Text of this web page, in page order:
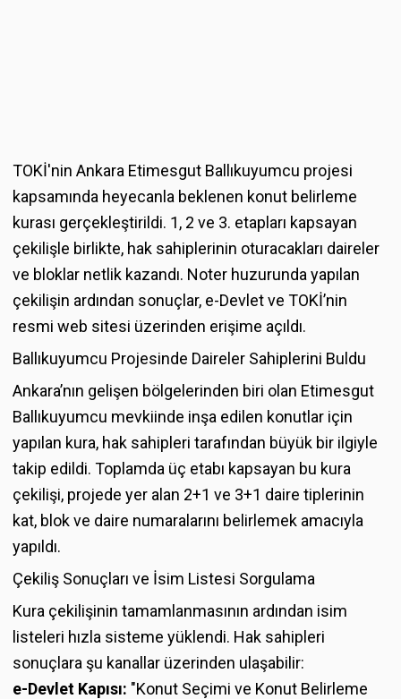
TOKİ'nin Ankara Etimesgut Ballıkuyumcu projesi
kapsamında heyecanla beklenen konut belirleme
kurası gerçekleştirildi. 1, 2 ve 3. etapları kapsayan
çekilişle birlikte, hak sahiplerinin oturacakları daireler
ve bloklar netlik kazandı. Noter huzurunda yapılan
çekilişin ardından sonuçlar, e-Devlet ve TOKİ’nin
resmi web sitesi üzerinden erişime açıldı.
Ballıkuyumcu Projesinde Daireler Sahiplerini Buldu
Ankara’nın gelişen bölgelerinden biri olan Etimesgut
Ballıkuyumcu mevkiinde inşa edilen konutlar için
yapılan kura, hak sahipleri tarafından büyük bir ilgiyle
takip edildi. Toplamda üç etabı kapsayan bu kura
çekilişi, projede yer alan 2+1 ve 3+1 daire tiplerinin
kat, blok ve daire numaralarını belirlemek amacıyla
yapıldı.
Çekiliş Sonuçları ve İsim Listesi Sorgulama
Kura çekilişinin tamamlanmasının ardından isim
listeleri hızla sisteme yüklendi. Hak sahipleri
sonuçlara şu kanallar üzerinden ulaşabilir:
e-Devlet Kapısı: "Konut Seçimi ve Konut Belirleme